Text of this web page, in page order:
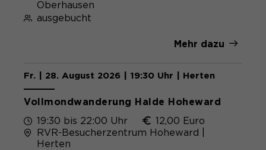
Oberhausen
ausgebucht
Mehr dazu
Fr. | 28. August 2026 | 19:30 Uhr | Herten
Vollmondwanderung Halde Hoheward
19:30 bis 22:00 Uhr
12,00 Euro
RVR-Besucherzentrum Hoheward |
Herten